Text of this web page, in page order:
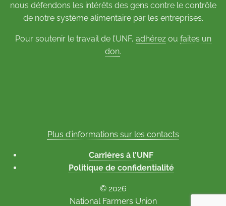
nous défendons les intérêts des gens contre le contrôle
de notre système alimentaire par les entreprises.
Pour soutenir le travail de l’UNF, adhérezou faites un
don.
Plus d’informations sur les contacts
Carrières à l’UNF
Politique de confidentialité
© 2026
National Farmers Union